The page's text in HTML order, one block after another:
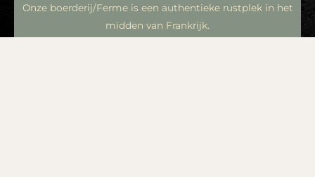
Onze boerderij/Ferme is een authentieke rustplek in het
midden van Frankrijk.